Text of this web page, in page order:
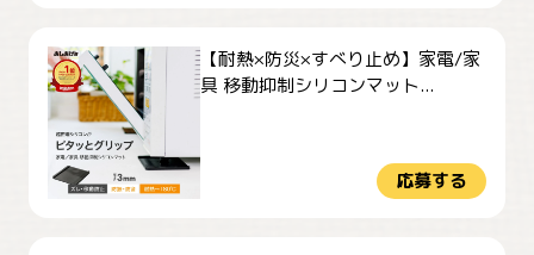
【耐熱×防災×すべり止め】家電/家
具 移動抑制シリコンマット...
応募する